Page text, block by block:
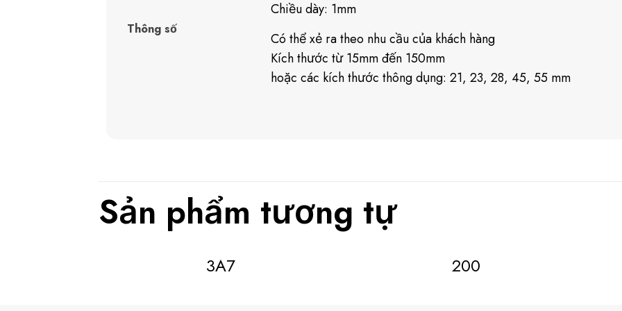
Thông số
Chiều dày: 1mm
Có thể xẻ ra theo nhu cầu của khách hàng
Kích thước từ 15mm đến 150mm
hoặc các kích thước thông dụng: 21, 23, 28, 45, 55 mm
Sản phẩm tương tự
3A7 200